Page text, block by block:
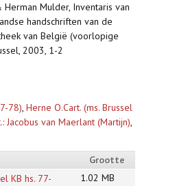
Herman Mulder, Inventaris van
handschriften van de
van België (voorlopige
2003, 1-2
78), Herne O.Cart. (ms. Brussel
Jacobus van Maerlant (Martijn),
Grootte
KB hs. 77-
1.02 MB